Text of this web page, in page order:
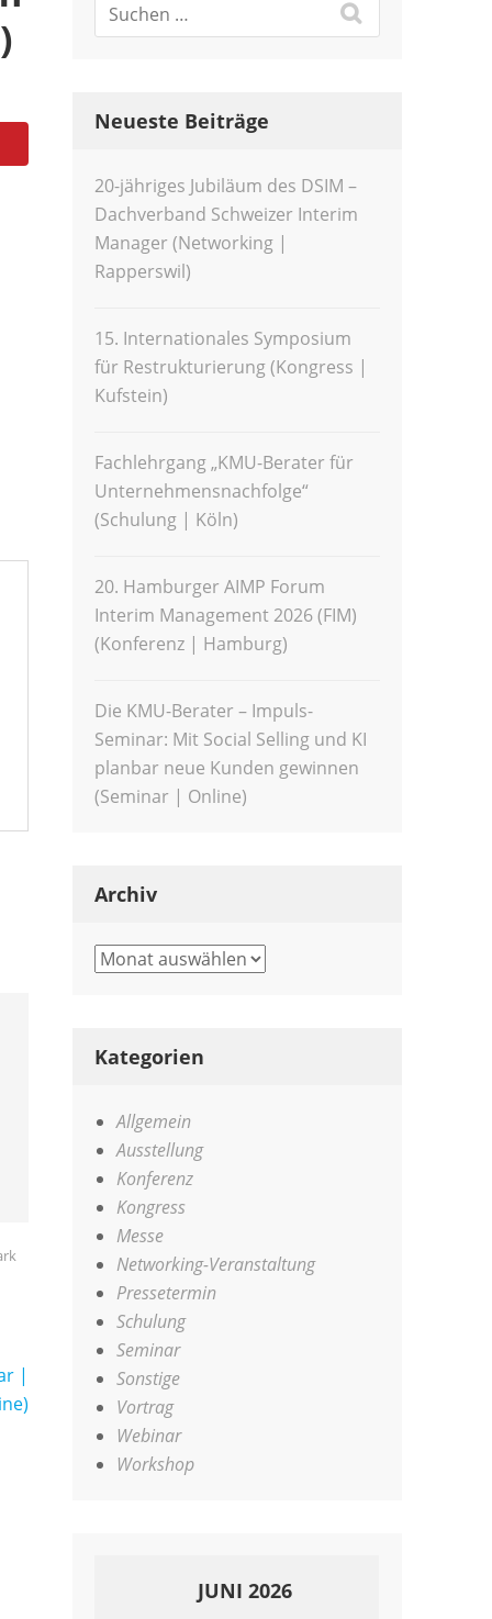
|
Neueste Beiträge
20-jähriges Jubiläum des DSIM –
Dachverband Schweizer Interim
Manager (Networking |
Rapperswil)
15. Internationales Symposium
für Restrukturierung (Kongress |
Kufstein)
Fachlehrgang „KMU-Berater für
Unternehmensnachfolge“
(Schulung | Köln)
20. Hamburger AIMP Forum
Interim Management 2026 (FIM)
(Konferenz | Hamburg)
Die KMU-Berater – Impuls-
Seminar: Mit Social Selling und KI
planbar neue Kunden gewinnen
(Seminar | Online)
Archiv
Archiv
Kategorien
Allgemein
Ausstellung
Konferenz
Kongress
Messe
Networking-Veranstaltung
Pressetermin
Schulung
Seminar
Sonstige
Vortrag
Webinar
Workshop
JUNI 2026